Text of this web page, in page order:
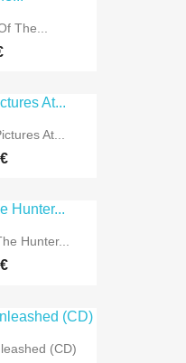
The...
At...
Hunter...
(CD)